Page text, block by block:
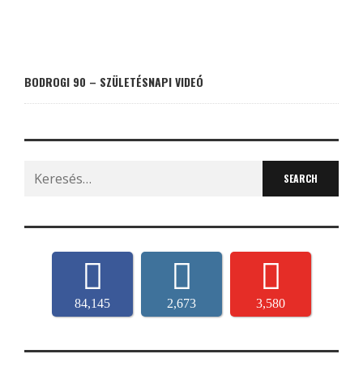
BODROGI 90 – SZÜLETÉSNAPI VIDEÓ
Search
for:
84,145 2,673 3,580